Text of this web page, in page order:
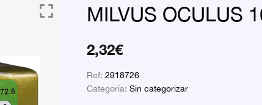
MILVUS OCULUS
2,32€
Ref:2918726
Categoría:Sin categorizar